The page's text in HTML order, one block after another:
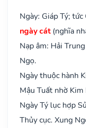
Ngày: Giáp Tý;
ngày cát(nghĩa
Nạp âm: Hải
Ngọ.
Ngày thuộc hành
Mậu Tuất nhờ
Ngày Tý lục hợp
Thủy cục. Xung